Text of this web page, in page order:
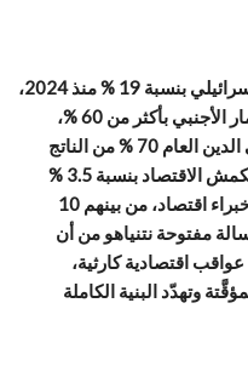
تشير التقارير إلى انكماش الاقتصاد الإسرائيلي بنسبة 19 % منذ 2024،
وهو الأسوأ منذ عقود، مع تراجع الاستثمار الأجنبي بأكثر من 60 %،
وارتفاع البطالة إلى 6.5 %، فيما تخطى الدين العام 70 % من الناتج
المحلي. وفي الربع الثاني من 2025، انكمش الاقتصاد بنسبة 3.5 %
بسبب تراجع الاستهلاك والاستثمارات. خبراء اقتصاد، من بينهم 10
مفتوحة نتنياهو من أن
اقتصادية كارثية،
وتهدّد البنية الكاملة